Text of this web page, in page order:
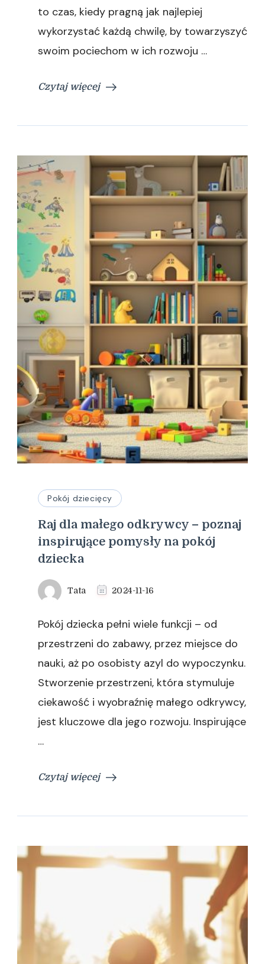
to czas, kiedy pragną jak najlepiej
wykorzystać każdą chwilę, by towarzyszyć
swoim pociechom w ich rozwoju …
Czytaj więcej
Pokój dziecięcy
Raj dla małego odkrywcy – poznaj
inspirujące pomysły na pokój
dziecka
Tata 2024-11-16
Pokój dziecka pełni wiele funkcji – od
przestrzeni do zabawy, przez miejsce do
nauki, aż po osobisty azyl do wypoczynku.
Stworzenie przestrzeni, która stymuluje
ciekawość i wyobraźnię małego odkrywcy,
jest kluczowe dla jego rozwoju. Inspirujące
…
Czytaj więcej